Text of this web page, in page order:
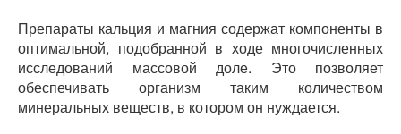
Препараты кальция и магния содержат компоненты в
оптимальной, подобранной в ходе многочисленных
исследований массовой доле. Это позволяет
обеспечивать организм таким количеством
минеральных веществ, в котором он нуждается.